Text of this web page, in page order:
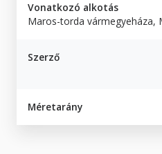
Vonatkozó alkotás
Maros-torda vármegyeháza,
Szerző
Méretarány